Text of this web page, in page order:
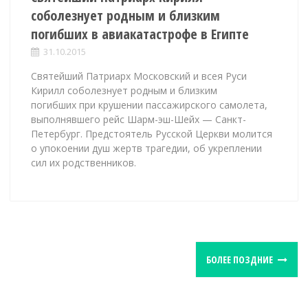
соболезнует родным и близким
погибших в авиакатастрофе в Египте
31.10.2015
Святейший Патриарх Московский и всея Руси
Кирилл соболезнует родным и близким
погибших при крушении пассажирского самолета,
выполнявшего рейс Шарм-эш-Шейх — Санкт-
Петербург. Предстоятель Русской Церкви молится
о упокоении душ жертв трагедии, об укреплении
сил их родственников.
БОЛЕЕ ПОЗДНИЕ